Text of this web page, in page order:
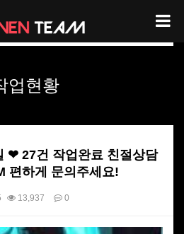
업현황
❤ 27건 작업완료 친절상담
편하게 문의주세요!
13,937 0